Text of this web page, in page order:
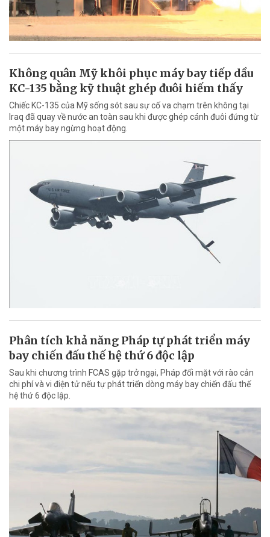
Không quân Mỹ khôi phục máy bay tiếp dầu
KC-135 bằng kỹ thuật ghép đuôi hiếm thấy
Chiếc KC-135 của Mỹ sống sót sau sự cố va chạm trên không tại
Iraq đã quay về nước an toàn sau khi được ghép cánh đuôi đứng từ
một máy bay ngừng hoạt động.
Phân tích khả năng Pháp tự phát triển máy
bay chiến đấu thế hệ thứ 6 độc lập
Sau khi chương trình FCAS gặp trở ngại, Pháp đối mặt với rào cản
chi phí và vi điện tử nếu tự phát triển dòng máy bay chiến đấu thế
hệ thứ 6 độc lập.